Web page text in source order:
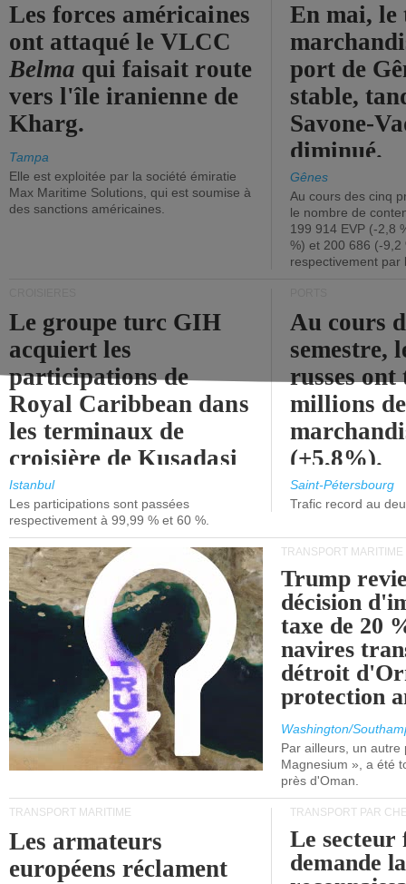
Les forces américaines
ont attaqué le VLCC
Belma qui faisait route
vers l'île iranienne de
Kharg.
Tampa
Elle est exploitée par la société émiratie
Max Maritime Solutions, qui est soumise à
des sanctions américaines.
En mai, le
port de
stable,
Savone-
diminué.
Gênes
Au cours des cinq
le nombre de
199 914 EVP (-2,8
%) et 200 686 (-9,2
respectivement par
Le groupe turc GIH
acquiert les
participations de
Royal Caribbean dans
les terminaux de
croisière de Kusadasi
et de Lisbonne.
Istanbul
Les participations sont passées
respectivement à 99,99 % et 60 %.
Au cours
semestre,
russes
millions
(+5,8%).
Saint-Pétersbourg
Trafic record au
TRANSPORT MARITIME
Trump
décision
taxe de 20
navires
détroit
protection
Washington/
Par ailleurs, un autre
Magnesium », a été
près d'Oman.
TRANSPORT MARITIME
Les armateurs
européens réclament
TRANSPORT PAR
Le
demande la